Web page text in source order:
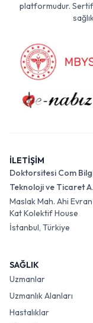
platformudur.
İLETİŞİM
Doktorsitesi Com
Teknoloji ve Ticaret
Maslak Mah. Ahi
Kat Kolektif House
İstanbul, Türkiye
SAĞLIK
Uzmanlar
Uzmanlık Alanları
Hastalıklar